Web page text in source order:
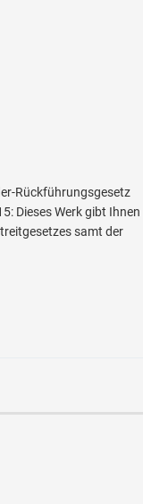
Rückführungsgesetz
Dieses Werk gibt Ihnen
samt der